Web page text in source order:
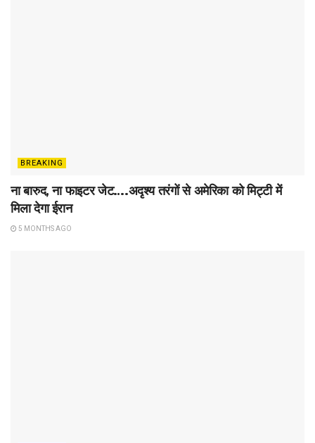
BREAKING
ना बारुद, ना फाइटर जेट….अदृश्य तरंगों से अमेरिका को मिट्टी में
मिला देगा ईरान
5 MONTHS AGO